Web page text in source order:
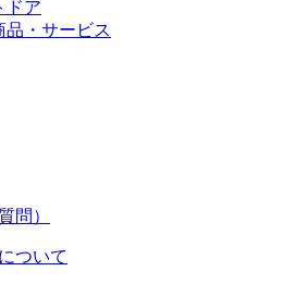
ドア
品・サービス
問）
ついて